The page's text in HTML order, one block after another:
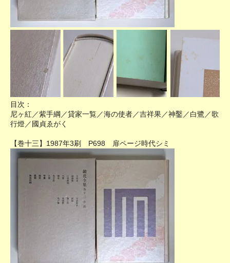
目次：
尼ヶ紅／紫手綱／貸家一覧／海の使者／吉祥果／神鑿／白鷺／歌
行燈／國貞ゑがく
【巻十三】1987年3刷 P698 扉ページ時代シミ